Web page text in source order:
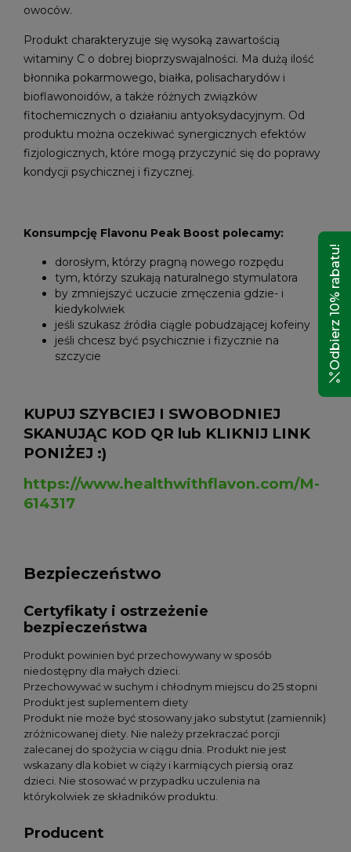
owoców.
Produkt charakteryzuje się wysoką zawartością
witaminy C o dobrej bioprzyswajalności. Ma dużą ilość
błonnika pokarmowego, białka, polisacharydów i
bioflawonoidów, a także różnych związków
fitochemicznych o działaniu antyoksydacyjnym. Od
produktu można oczekiwać synergicznych efektów
fizjologicznych, które mogą przyczynić się do poprawy
kondycji psychicznej i fizycznej.
Konsumpcję Flavonu Peak Boost polecamy:
dorosłym, którzy pragną nowego rozpędu
tym, którzy szukają naturalnego stymulatora
by zmniejszyć uczucie zmęczenia gdzie- i
kiedykolwiek
jeśli szukasz źródła ciągle pobudzającej kofeiny
jeśli chcesz być psychicznie i fizycznie na
szczycie
KUPUJ SZYBCIEJ I SWOBODNIEJ
SKANUJĄC KOD QR lub KLIKNIJ LINK
PONIŻEJ :)
https://www.healthwithflavon.com/M-
614317
Bezpieczeństwo
Certyfikaty i ostrzeżenie
bezpieczeństwa
Produkt powinien być przechowywany w sposób
niedostępny dla małych dzieci.
Przechowywać w suchym i chłodnym miejscu do 25 stopni
Produkt jest suplementem diety
Produkt nie może być stosowany jako substytut (zamiennik)
zróżnicowanej diety. Nie należy przekraczać porcji
zalecanej do spożycia w ciągu dnia. Produkt nie jest
wskazany dla kobiet w ciąży i karmiących piersią oraz
dzieci. Nie stosować w przypadku uczulenia na
którykolwiek ze składników produktu.
Producent
Odbierz 10% rabatu!